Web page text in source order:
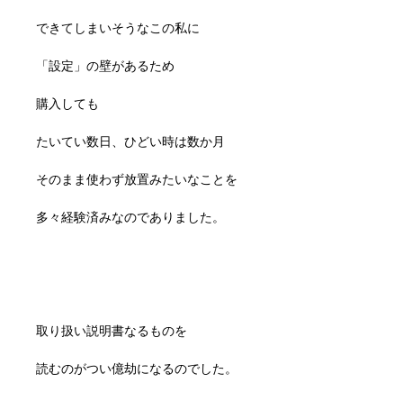
できてしまいそうなこの私に
「設定」の壁があるため
購入しても
たいてい数日、ひどい時は数か月
そのまま使わず放置みたいなことを
多々経験済みなのでありました。
取り扱い説明書なるものを
読むのがつい億劫になるのでした。